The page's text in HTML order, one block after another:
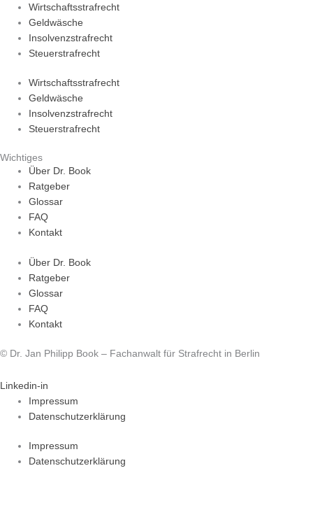
Wirtschaftsstrafrecht
Geldwäsche
Insolvenzstrafrecht
Steuerstrafrecht
Wirtschaftsstrafrecht
Geldwäsche
Insolvenzstrafrecht
Steuerstrafrecht
Wichtiges
Über Dr. Book
Ratgeber
Glossar
FAQ
Kontakt
Über Dr. Book
Ratgeber
Glossar
FAQ
Kontakt
© Dr. Jan Philipp Book – Fachanwalt für Strafrecht in Berlin
Linkedin-in
Impressum
Datenschutzerklärung
Impressum
Datenschutzerklärung